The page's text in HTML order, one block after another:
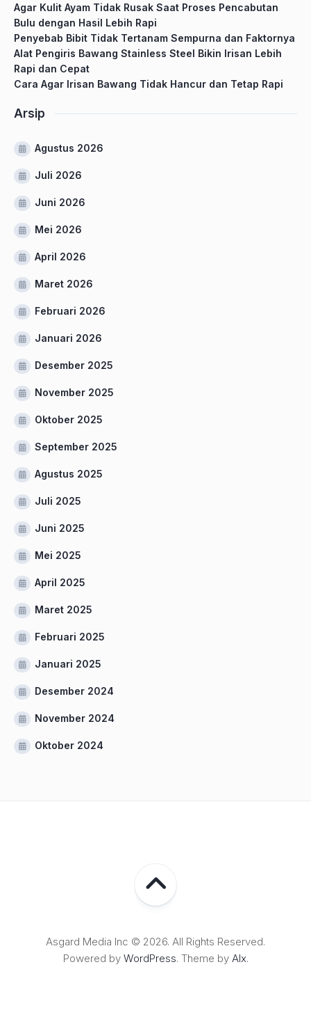
Agar Kulit Ayam Tidak Rusak Saat Proses Pencabutan
Bulu dengan Hasil Lebih Rapi
Penyebab Bibit Tidak Tertanam Sempurna dan Faktornya
Alat Pengiris Bawang Stainless Steel Bikin Irisan Lebih
Rapi dan Cepat
Cara Agar Irisan Bawang Tidak Hancur dan Tetap Rapi
Arsip
Agustus 2026
Juli 2026
Juni 2026
Mei 2026
April 2026
Maret 2026
Februari 2026
Januari 2026
Desember 2025
November 2025
Oktober 2025
September 2025
Agustus 2025
Juli 2025
Juni 2025
Mei 2025
April 2025
Maret 2025
Februari 2025
Januari 2025
Desember 2024
November 2024
Oktober 2024
Asgard Media Inc © 2026. All Rights Reserved.
Powered by WordPress. Theme by Alx.